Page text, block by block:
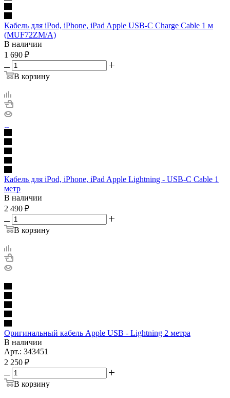
Кабель для iPod, iPhone, iPad Apple USB-C Charge Cable 1 м
(MUF72ZM/A)
В наличии
1 690 ₽
В корзину
Кабель для iPod, iPhone, iPad Apple Lightning - USB-C Cable 1
метр
В наличии
2 490 ₽
В корзину
Оригинальный кабель Apple USB - Lightning 2 метра
В наличии
Арт.: 343451
2 250 ₽
В корзину